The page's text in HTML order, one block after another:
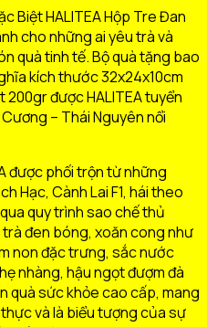
Biệt HALITEA Hộp Tre Đan
cho những ai yêu trà và
quà tinh tế. Bộ quà tặng bao
kích thước 32x24x10cm
được HALITEA tuyển
– Thái Nguyên nổi
được phối trộn từ những
Hạc, Cành Lai F1, hái theo
quy trình sao chế thủ
đen bóng, xoăn cong như
non đặc trưng, sắc nước
nhàng, hậu ngọt đượm đà
quà sức khỏe cao cấp, mang
và là biểu tượng của sự